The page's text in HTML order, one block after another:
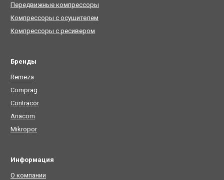
Передвижные компрессоры
Компрессоры с осушителем
Компрессоры с ресивером
Бренды
Remeza
Comprag
Contracor
Ariacom
Mikropor
Информация
О компании